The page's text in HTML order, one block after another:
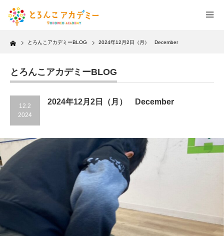
Home とろんこアカデミーBLOG 2024年12月2日（月） December
とろんこアカデミーBLOG
12.2
2024
2024年12月2日（月） December